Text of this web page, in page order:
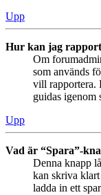
Upp
Hur kan jag
Om
som används
vill rapportera.
guidas igenom
Upp
Vad är “Spara”-
Denna knapp
kan skriva
ladda in ett